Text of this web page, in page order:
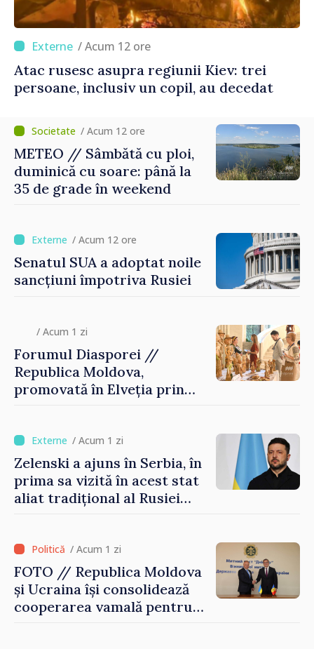
/ Acum 12 ore
Atac rusesc asupra regiunii Kiev: trei
persoane, inclusiv un copil, au decedat
/ Acum 12 ore
METEO // Sâmbătă cu ploi,
duminică cu soare: până la
35 de grade în weekend
/ Acum 12 ore
Senatul SUA a adoptat noile
sancțiuni împotriva Rusiei
/ Acum 1 zi
Forumul Diasporei //
Republica Moldova,
promovată în Elveția prin
/ Acum 1 zi
Zelenski a ajuns în Serbia, în
prima sa vizită în acest stat
aliat tradițional al Rusiei
/ Acum 1 zi
FOTO // Republica Moldova
și Ucraina își consolidează
cooperarea vamală pentru